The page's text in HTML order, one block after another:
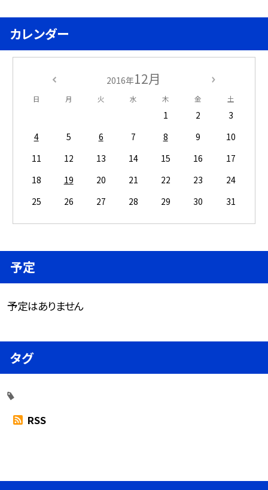
カレンダー
2016年12月
日 月 火 水 木 金 土
1 2
3
4
5 6 7 8 9
10
11
12 13 14 15 16
17
18
19 20 21 22 23
24
25
26 27 28 29 30 31
予定
予定はありません
タグ
RSS